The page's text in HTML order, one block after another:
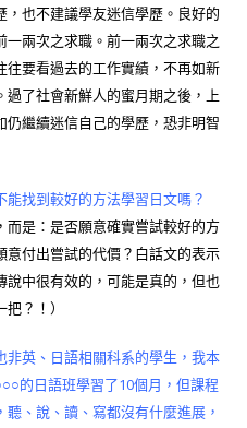
也不建議學友迷信學歷。良好的
兩次之求職。前一兩次之求職之
要看過去的工作實績，不再如新
了社會新鮮人的蜜月期之後，上
繼續迷信自己的學歷，恐非明智
找到較好的方法學習日文嗎？
而是：是否願意確實嘗試較好的方
付出嘗試的代價？白話文的表示
中很有效的，可能是真的，但也
？！）
英、日語相關科系的學生，我本
的日語班學習了10個月，但課程
、說、讀、寫都沒有什麼進展，